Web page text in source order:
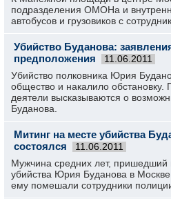
подразделения ОМОНа и
автобусов и грузовиков с
Убийство Буданова:
предположения
11.06.2011
Убийство полковника Юрия
общество и накалило
деятели высказываются о
Буданова.
Митинг на месте убийства
состоялся
11.06.2011
Мужчина средних лет, пришедший
убийства Юрия Буданова в
ему помешали сотрудники